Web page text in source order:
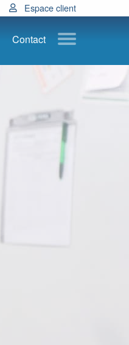
Espace client
Contact Submenu